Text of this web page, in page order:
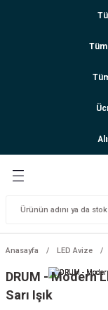
Anasayfa LED Avize
DRUM - Modern
Sarı Işık